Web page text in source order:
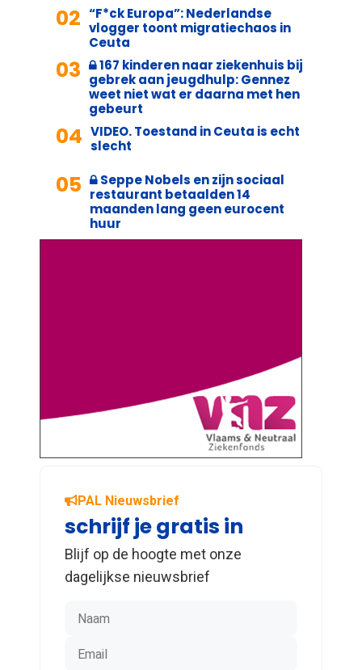
02 “F*ck Europa”: Nederlandse
vlogger toont migratiechaos in
Ceuta
03
167 kinderen naar ziekenhuis bij
gebrek aan jeugdhulp: Gennez
weet niet wat er daarna met hen
gebeurt
04 VIDEO. Toestand in Ceuta is echt
slecht
05
Seppe Nobels en zijn sociaal
restaurant betaalden 14
maanden lang geen eurocent
huur
PAL Nieuwsbrief
schrijf je gratis in
Blijf op de hoogte met onze
dagelijkse nieuwsbrief